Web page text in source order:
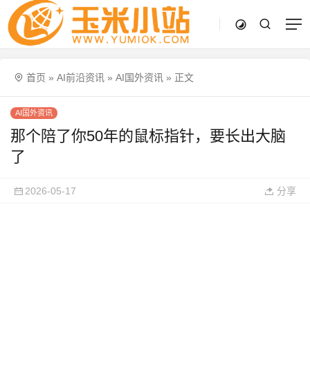
首页 » AI前沿资讯 » AI国外资讯 » 正文
AI国外资讯
那个陪了你50年的鼠标指针，要长出大脑
了
2026-05-17 分享